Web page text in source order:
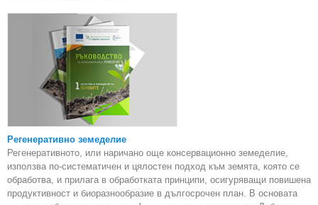
Регенеративно земеделие
Регенеративното, или наричано още консервационно земеделие,
използва по-систематичен и цялостен подход към земята, която се
обработва, и прилага в обработката принципи, осигуряващи повишена
продуктивност и биоразнообразие в дългосрочен план. В основата